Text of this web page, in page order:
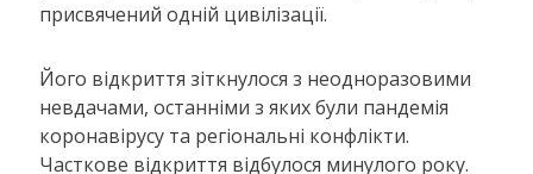
присвячений одній цивілізації.
Його відкриття зіткнулося з неодноразовими
невдачами, останніми з яких були пандемія
коронавірусу та регіональні конфлікти.
Часткове відкриття відбулося минулого року.